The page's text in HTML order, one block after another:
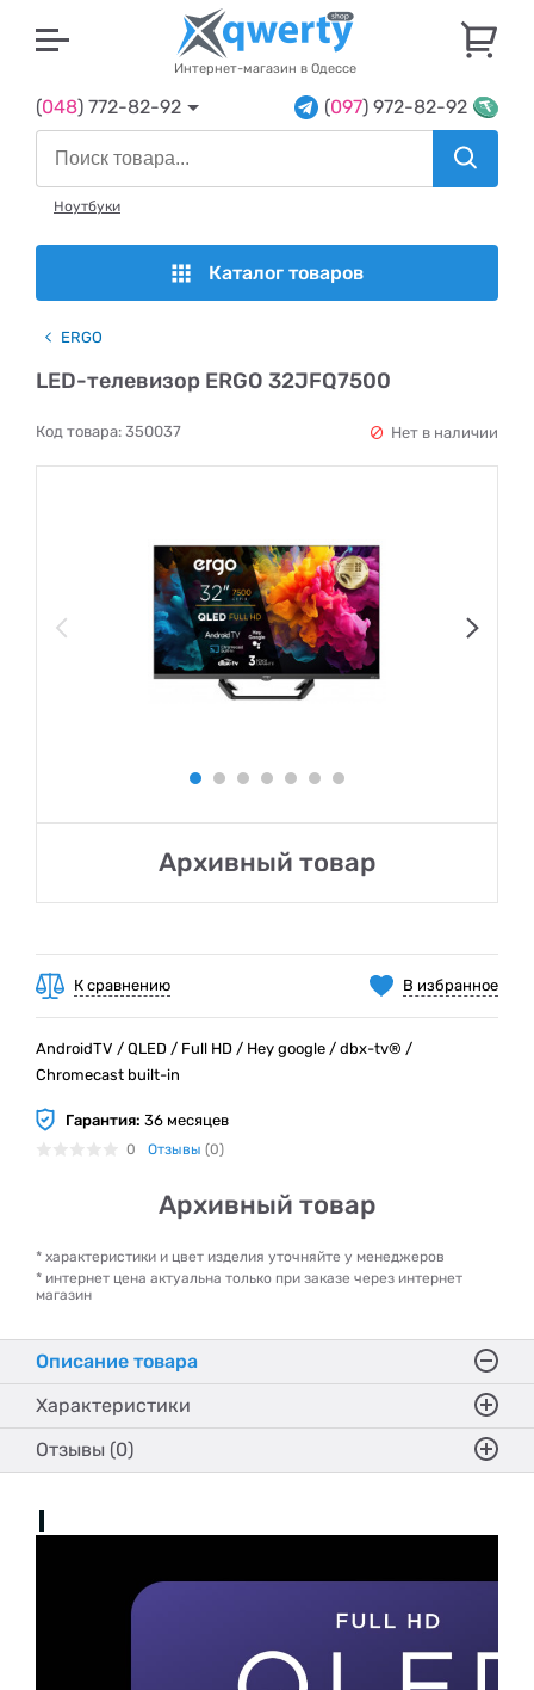
Интернет-магазин в Одессе
(048) 772-82-92 (097) 972-82-92
Ноутбуки
Каталог товаров
ERGO
LED-телевизор ERGO 32JFQ7500
Код товара: 350037 Нет в наличии
Архивный товар
В избранное
К сравнению
AndroidTV / QLED / Full HD / Hey google / dbx-tv® /
Chromecast built-in
Гарантия: 36 месяцев
0 Отзывы (0)
Архивный товар
* характеристики и цвет изделия уточняйте у менеджеров
* интернет цена актуальна только при заказе через интернет
магазин
Описание товара
Характеристики
Отзывы (0)